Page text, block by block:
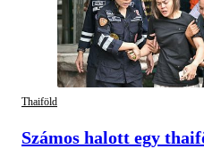
Thaiföld
Számos halott egy